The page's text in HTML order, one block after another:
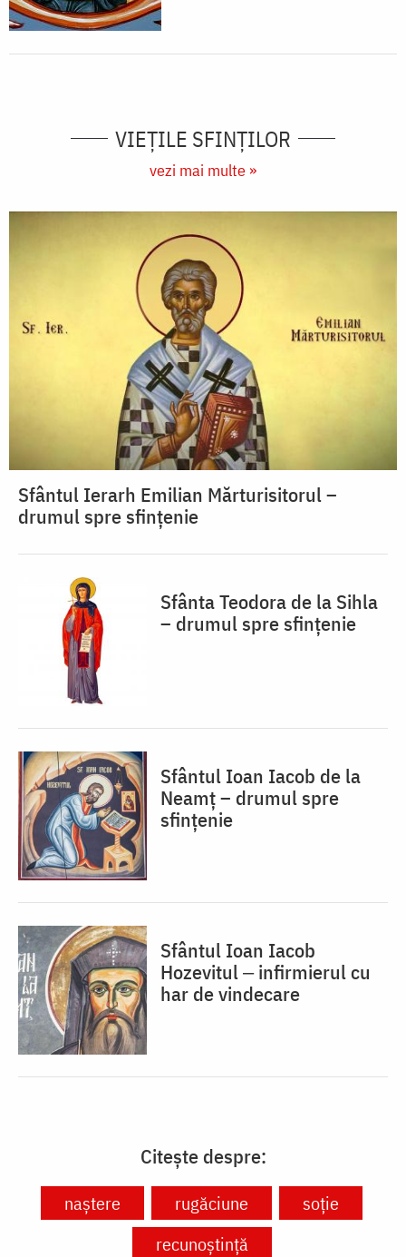
VIEŢILE SFINŢILOR
vezi mai multe »
Sfântul Ierarh Emilian Mărturisitorul –
drumul spre sfințenie
Sfânta Teodora de la Sihla
– drumul spre sfințenie
Sfântul Ioan Iacob de la
Neamț – drumul spre
sfințenie
Sfântul Ioan Iacob
Hozevitul ‒ infirmierul cu
har de vindecare
Citește despre:
naștere rugăciune
soție
recunoștință